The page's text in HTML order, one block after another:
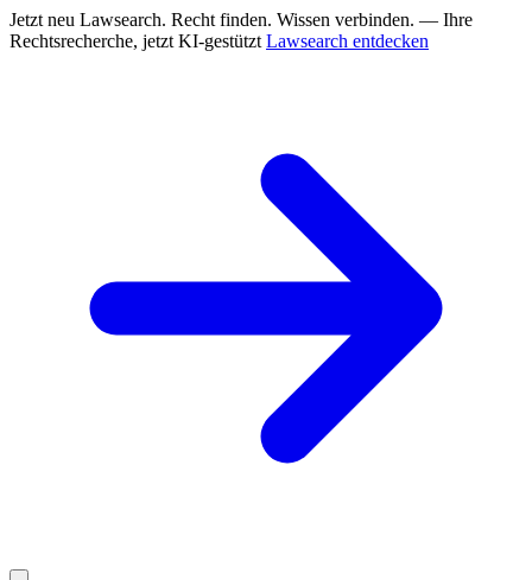
Jetzt neu Lawsearch. Recht finden. Wissen verbinden. — Ihre
Rechtsrecherche, jetzt KI-gestützt Lawsearch entdecken